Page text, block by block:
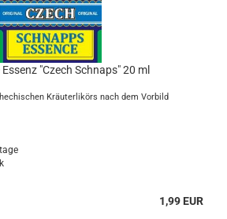
"Czech Schnaps" 20 ml
Kräuterlikörs nach dem Vorbild
1,99 EUR